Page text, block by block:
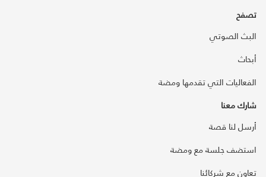
تصفح
البث الصوتي
أبحاث
الفعاليات التي تقدمها ومضة
شارك معنا
أرسل لنا قصة
استضف جلسة مع ومضة
تعاون مع شركائنا